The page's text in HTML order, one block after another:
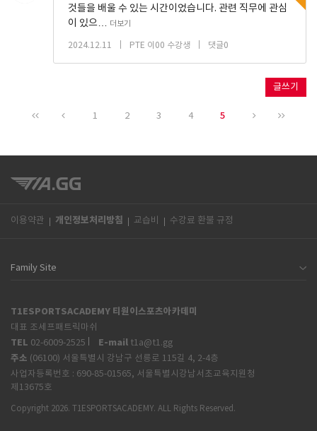
것들을 배울 수 있는 시간이었습니다. 관련 직무에 관심
이 있으… 더보기
2024.12.11 PTE 이00 수강생 댓글0
글쓰기
1 2 3 4 5
이용약관 개인정보처리방침 교습비 수강료 환불 규정
T1ESPORTSACADEMY 티원이스포츠아카데미
대표 조세프패트릭마쉬
TEL 02-6009-2525 E-mail t1a@t1.gg
주소 (06100) 서울특별시 강남구 선릉로 115길 4, 2-4층
사업자등록번호 : 690-85-01565, 서울특별시강남서초교육지원청
제13675호
Copyright 2026. T1ESPORTSACADEMY. ALL Rights Reserved.